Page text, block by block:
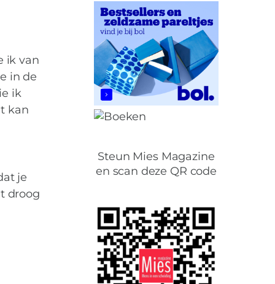
ik van
in de
ik
kan
je
droog
Steun Mies Magazine
en scan deze QR code